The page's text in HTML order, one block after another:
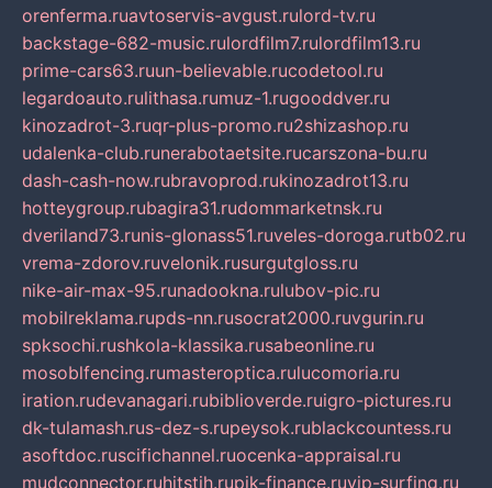
orenferma.ruavtoservis-avgust.rulord-tv.ru
backstage-682-music.rulordfilm7.rulordfilm13.ru
prime-cars63.ruun-believable.rucodetool.ru
legardoauto.rulithasa.rumuz-1.rugooddver.ru
kinozadrot-3.ruqr-plus-promo.ru2shizashop.ru
udalenka-club.runerabotaetsite.rucarszona-bu.ru
dash-cash-now.rubravoprod.rukinozadrot13.ru
hotteygroup.rubagira31.rudommarketnsk.ru
dveriland73.runis-glonass51.ruveles-doroga.rutb02.ru
vrema-zdorov.ruvelonik.rusurgutgloss.ru
nike-air-max-95.runadookna.rulubov-pic.ru
mobilreklama.rupds-nn.rusocrat2000.ruvgurin.ru
spksochi.rushkola-klassika.rusabeonline.ru
mosoblfencing.rumasteroptica.rulucomoria.ru
iration.rudevanagari.rubiblioverde.ruigro-pictures.ru
dk-tulamash.rus-dez-s.rupeysok.rublackcountess.ru
asoftdoc.ruscifichannel.ruocenka-appraisal.ru
mudconnector.ruhitstih.rupik-finance.ruvip-surfing.ru